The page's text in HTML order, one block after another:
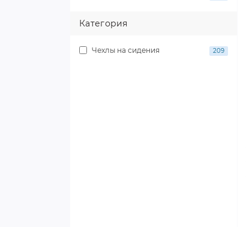
Категория
Чехлы на сидения 209